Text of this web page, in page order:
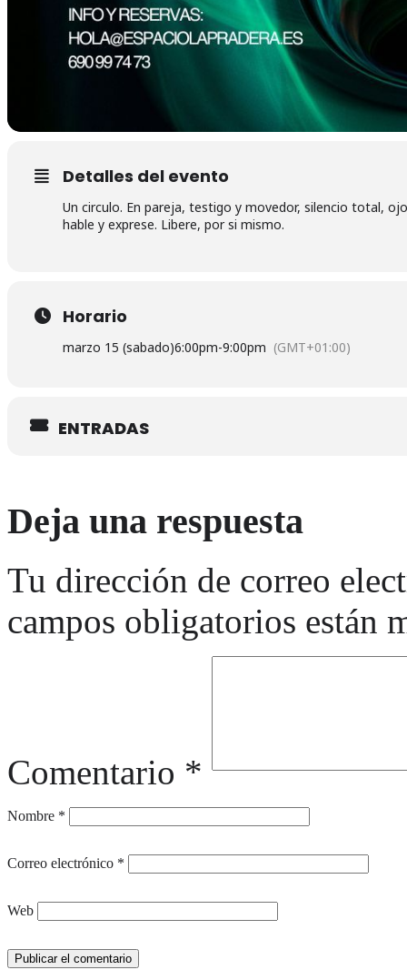
Detalles del evento
Un circulo. En pareja, testigo y movedor, silencio total,
hable y exprese. Libere, por si mismo.
Horario
marzo 15 (sabado)6:00pm-9:00pm (GMT+01:00)
ENTRADAS
Deja una respuesta
Tu dirección de correo
campos obligatorios están
Comentario *
Nombre *
Correo electrónico *
Web